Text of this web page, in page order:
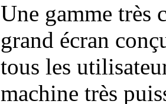
Une gamme très
grand écran
tous les
machine très